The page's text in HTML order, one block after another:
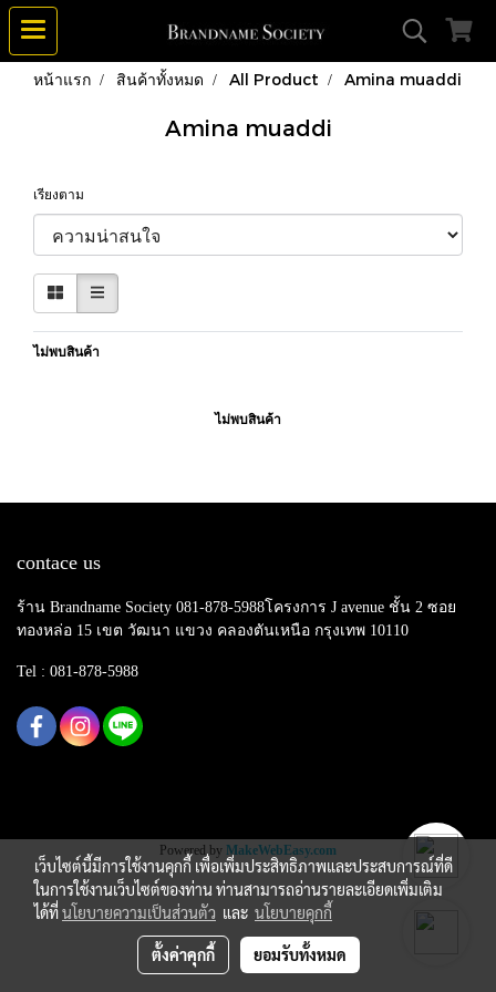
หน้าแรก สินค้าทั้งหมด All Product Amina muaddi
Amina muaddi
เรียงตาม
ไม่พบสินค้า
ไม่พบสินค้า
contace us
ร้าน Brandname Society 081-878-5988โครงการ J avenue ชั้น 2 ซอย
ทองหล่อ 15 เขต วัฒนา แขวง คลองตันเหนือ กรุงเทพ 10110
Tel : 081-878-5988
Powered by MakeWebEasy.com
เว็บไซต์นี้มีการใช้งานคุกกี้ เพื่อเพิ่มประสิทธิภาพและประสบการณ์ที่ดี
ในการใช้งานเว็บไซต์ของท่าน ท่านสามารถอ่านรายละเอียดเพิ่มเติม
ได้ที่นโยบายความเป็นส่วนตัว และ นโยบายคุกกี้
ตั้งค่าคุกกี้ ยอมรับทั้งหมด